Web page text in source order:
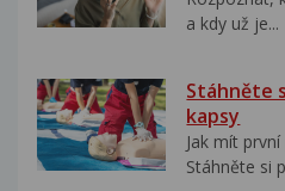
a kdy už je...
Stáhněte
kapsy
Jak mít
Stáhněte si